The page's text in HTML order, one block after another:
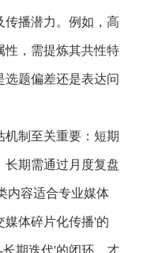
传播潜力。例如，高
性，需提炼其共性特
题偏差还是表达问
制至关重要：短期
长期需通过月度复盘
内容适合专业媒体
媒体碎片化传播'的
期迭代'的闭环，才